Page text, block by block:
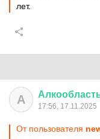
лет.
А 17:56, 17.11.2025
От пользователя